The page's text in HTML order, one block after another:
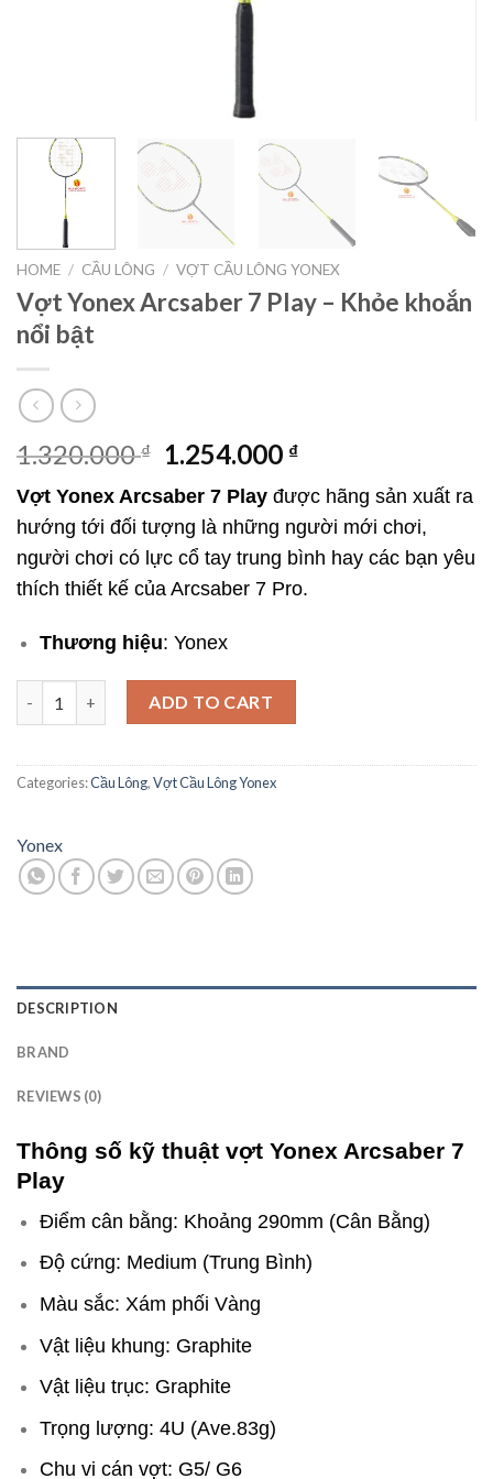
HOME / CẦU LÔNG / VỢT CẦU LÔNG YONEX
Vợt Yonex Arcsaber 7 Play – Khỏe khoắn
nổi bật
1.320.000₫ 1.254.000 ₫
Vợt Yonex Arcsaber 7 Play được hãng sản xuất ra
hướng tới đối tượng là những người mới chơi,
người chơi có lực cổ tay trung bình hay các bạn yêu
thích thiết kế của Arcsaber 7 Pro.
Thương hiệu: Yonex
ADD TO CART
Categories:Cầu Lông,Vợt Cầu Lông Yonex
Yonex
DESCRIPTION
BRAND
REVIEWS (0)
Thông số kỹ thuật vợt Yonex Arcsaber 7
Play
Điểm cân bằng: Khoảng 290mm (Cân Bằng)
Độ cứng: Medium (Trung Bình)
Màu sắc: Xám phối Vàng
Vật liệu khung: Graphite
Vật liệu trục: Graphite
Trọng lượng: 4U (Ave.83g)
Chu vi cán vợt: G5/ G6